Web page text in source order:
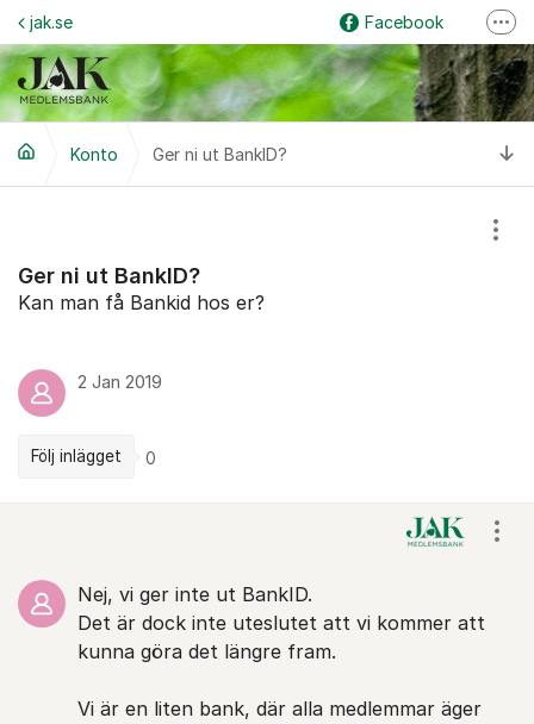
Hoppa till innehåll
jak.se Facebook
Logga in på internetbanken
Instagram Grus & Guld
Konto Ger ni ut BankID?
Ger ni ut BankID?
Kan man få Bankid hos er?
2 Jan 2019
Följ inlägget 0
Nej, vi ger inte ut BankID.
Det är dock inte uteslutet att vi kommer att
kunna göra det längre fram.
Vi är en liten bank, där alla medlemmar äger